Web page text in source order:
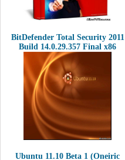
BitDefender Total Security 2011
Build 14.0.29.357 Final x86
Ubuntu 11.10 Beta 1 (Oneiric